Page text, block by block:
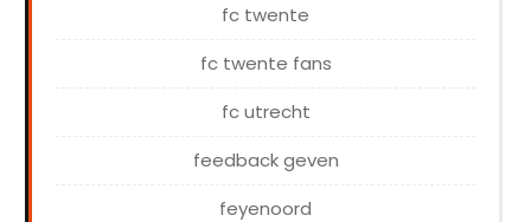
fc twente
fc twente fans
fc utrecht
feedback geven
feyenoord